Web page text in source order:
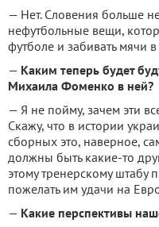
— Нет. Словения больше
нефутбольные вещи,
футболе и забивать мячи
— Каким теперь будет
Михаила Фоменко в ней?
— Я не пойму, зачем эти
Скажу, что в истории
сборных это, наверное,
должны быть какие-то
этому тренерскому штабу
пожелать им удачи на
— Какие перспективы